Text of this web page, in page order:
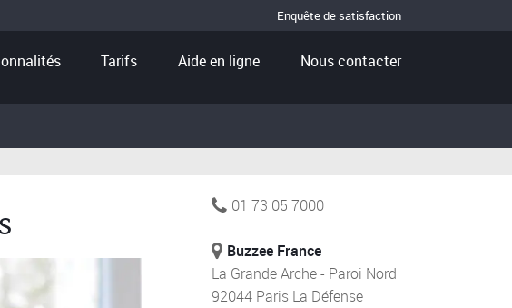
Enquête de satisfaction
Tarifs Aide en ligne Nous contacter
01 73 05 7000
Buzzee France
La Grande Arche - Paroi Nord
92044 Paris La Défense